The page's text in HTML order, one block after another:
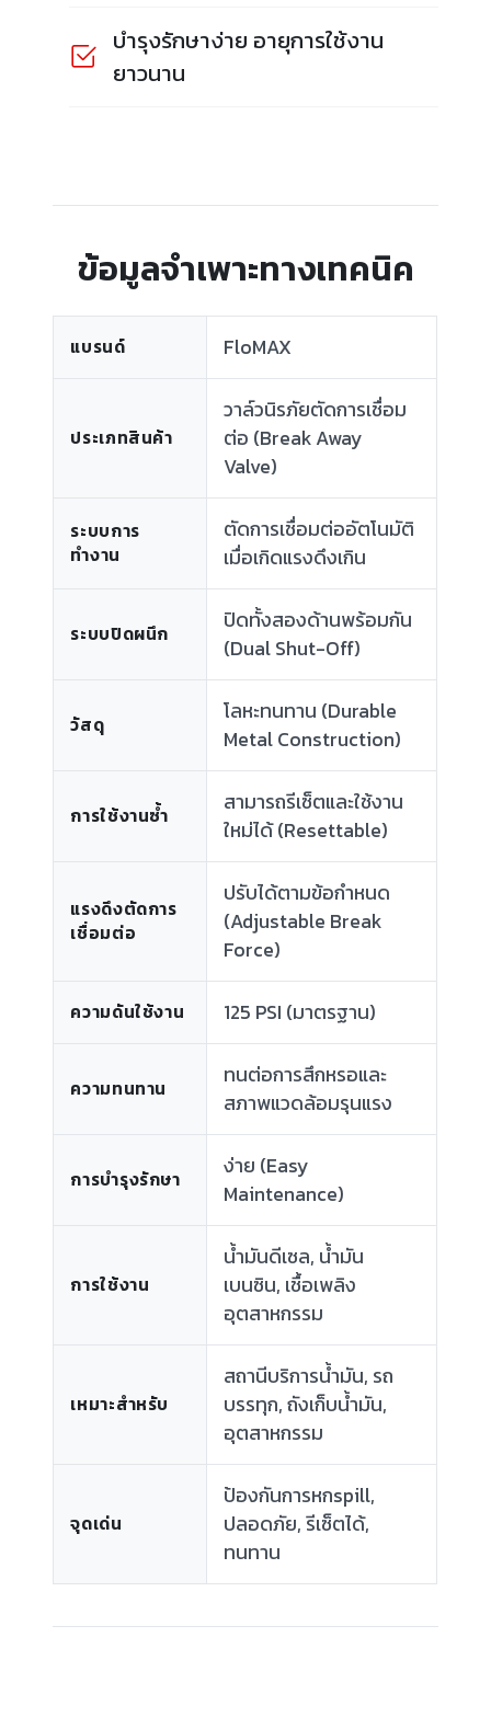
บำรุงรักษาง่าย อายุการใช้งาน
ยาวนาน
ข้อมูลจำเพาะทางเทคนิค
แบรนด์ FloMAX
ประเภทสินค้า
วาล์วนิรภัยตัดการเชื่อม
ต่อ (Break Away
Valve)
ระบบการ
ทำงาน
ตัดการเชื่อมต่ออัตโนมัติ
เมื่อเกิดแรงดึงเกิน
ระบบปิดผนึก
ปิดทั้งสองด้านพร้อมกัน
(Dual Shut-Off)
วัสดุ
โลหะทนทาน (Durable
Metal Construction)
การใช้งานซ้ำ
สามารถรีเซ็ตและใช้งาน
ใหม่ได้ (Resettable)
แรงดึงตัดการ
เชื่อมต่อ
ปรับได้ตามข้อกำหนด
(Adjustable Break
Force)
ความดันใช้งาน 125 PSI (มาตรฐาน)
ความทนทาน
ทนต่อการสึกหรอและ
สภาพแวดล้อมรุนแรง
การบำรุงรักษา
ง่าย (Easy
Maintenance)
การใช้งาน
น้ำมันดีเซล, น้ำมัน
เบนซิน, เชื้อเพลิง
อุตสาหกรรม
เหมาะสำหรับ
สถานีบริการน้ำมัน, รถ
บรรทุก, ถังเก็บน้ำมัน,
อุตสาหกรรม
จุดเด่น
ป้องกันการหกspill,
ปลอดภัย, รีเซ็ตได้,
ทนทาน